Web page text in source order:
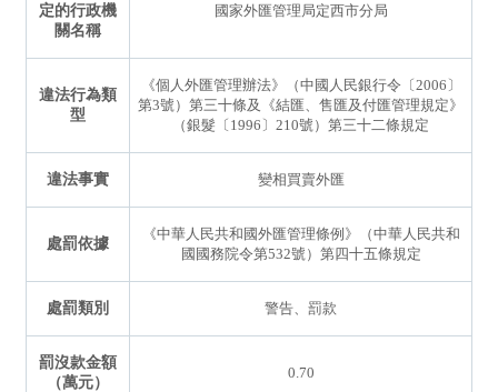
定的行政機
關名稱
國家外匯管理局定西市分局
違法行為類
型
《個人外匯管理辦法》（中國人民銀行令〔2006〕
第3號）第三十條及《結匯、售匯及付匯管理規定》
（銀髮〔1996〕210號）第三十二條規定
違法事實 變相買賣外匯
處罰依據
《中華人民共和國外匯管理條例》（中華人民共和
國國務院令第532號）第四十五條規定
處罰類別 警告、罰款
罰沒款金額
（萬元）
0.70